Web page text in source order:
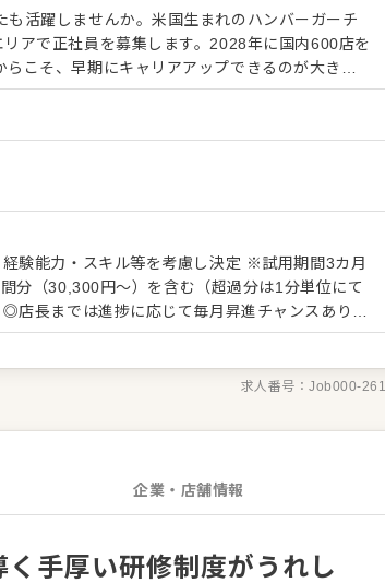
活躍しませんか。米国生まれのハンバーガーチ
アで正社員を募集します。2028年に国内600店を
こそ、早期にキャリアアップできるのが大きな
ろんアルバイト経験もOK。これまでバイトで培
、『バーガーキング（R）』でさらにご成長くだ
さる方は伸びしろ大！そんな先輩がたくさんい
作り方やオーダーのノウハウなど接客や調理、
からスムーズに慣れていただけるはずです。未
用しながら第一線でご活躍できます。将来的に
援やカスタマーサービス、本社管理部門などへ
能力・スキル等を考慮し決定 ※試用期間3カ月
分（30,300円～）を含む（超過分は1分単位にて
ニアアシスタントマネージャー：月給27万円～
スーパーシニアマネージャー：月給38.2万円～
求人番号：Job000-
企業・店舗情報
手厚い研修制度がうれし